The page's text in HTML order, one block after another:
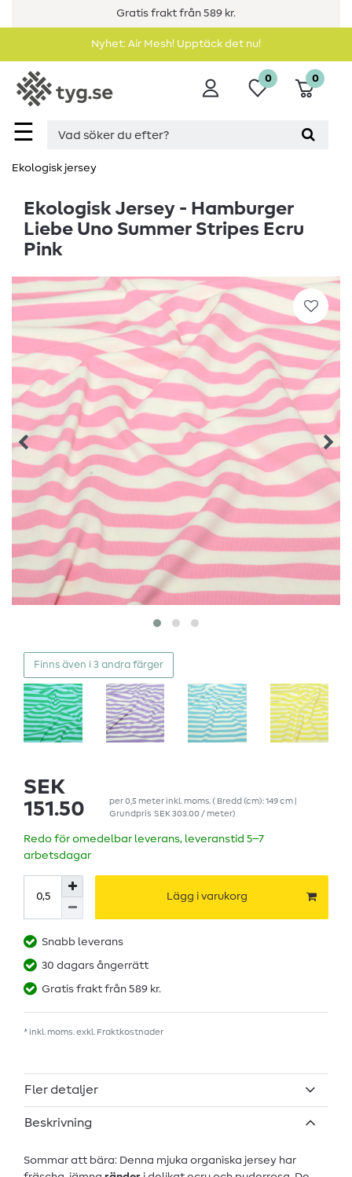
Gratis frakt från 589 kr.
Nyhet: Air Mesh! Upptäck det nu!
☰
0 0
Ekologisk jersey
Ekologisk Jersey - Hamburger
Liebe Uno Summer Stripes Ecru
Pink
Finns även i 3 andra färger
SEK
151.50
per0,5 meterinkl. moms. ( Bredd (cm): 149 cm |
GrundprisSEK 303.00 / meter)
Redo för omedelbar leverans, leveranstid 5–7
arbetsdagar
Lägg i varukorg
Snabb leverans
30 dagars ångerrätt
Gratis frakt från 589 kr.
* inkl. moms. exkl. Fraktkostnader
Fler detaljer
Beskrivning
Sommar att bära: Denna mjuka organiska jersey har